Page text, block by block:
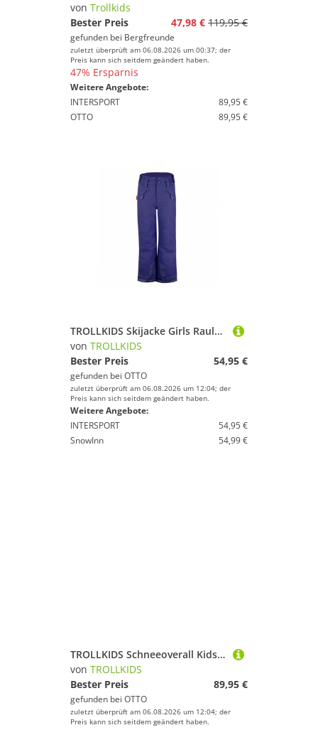
von Trollkids
Bester Preis
47,98 € 119,95 €
gefunden bei Bergfreunde
zuletzt überprüft am 06.08.2026 um 00:37; der
Preis kann sich seitdem geändert haben.
47% Ersparnis
Weitere Angebote:
INTERSPORT
89,95 €
OTTO
89,95 €
TROLLKIDS Skijacke Girls Rauland Ski Pant
von TROLLKIDS
Bester Preis
54,95 €
gefunden bei OTTO
zuletzt überprüft am 06.08.2026 um 12:04; der
Preis kann sich seitdem geändert haben.
Weitere Angebote:
INTERSPORT
54,95 €
SnowInn
54,99 €
TROLLKIDS Schneeoverall Kids Kirkenes Snowsuit
von TROLLKIDS
Bester Preis
89,95 €
gefunden bei OTTO
zuletzt überprüft am 06.08.2026 um 12:04; der
Preis kann sich seitdem geändert haben.